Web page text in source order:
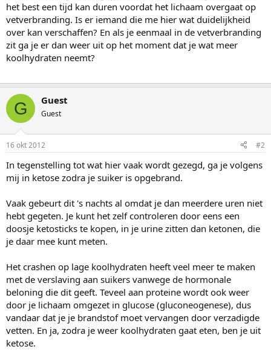
het best een tijd kan duren voordat het lichaam overgaat op
vetverbranding. Is er iemand die me hier wat duidelijkheid
over kan verschaffen? En als je eenmaal in de vetverbranding
zit ga je er dan weer uit op het moment dat je wat meer
koolhydraten neemt?
G Guest
Guest
16 okt 2012 #2
In tegenstelling tot wat hier vaak wordt gezegd, ga je volgens
mij in ketose zodra je suiker is opgebrand.
Vaak gebeurt dit 's nachts al omdat je dan meerdere uren niet
hebt gegeten. Je kunt het zelf controleren door eens een
doosje ketosticks te kopen, in je urine zitten dan ketonen, die
je daar mee kunt meten.
Het crashen op lage koolhydraten heeft veel meer te maken
met de verslaving aan suikers vanwege de hormonale
beloning die dit geeft. Teveel aan proteine wordt ook weer
door je lichaam omgezet in glucose (gluconeogenese), dus
vandaar dat je je brandstof moet vervangen door verzadigde
vetten. En ja, zodra je weer koolhydraten gaat eten, ben je uit
ketose.